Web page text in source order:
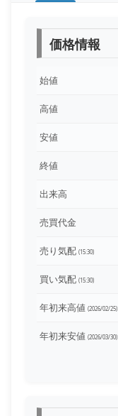
価格情報
始値
高値
安値
終値
出来高
売買代金
売り気配 (15:30)
買い気配 (15:30)
年初来高値 (2026/02/25)
年初来安値 (2026/03/30)